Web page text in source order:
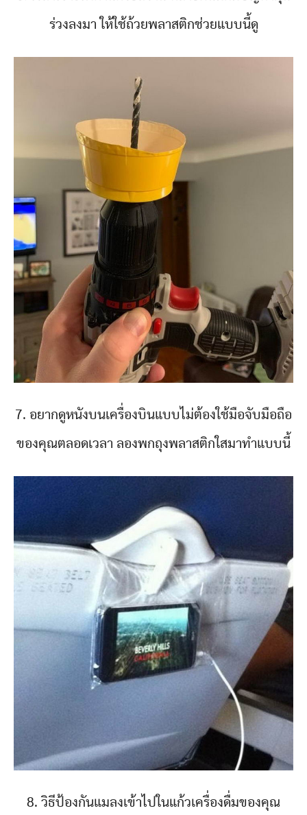
ร่วงลงมา ให้ใช้ถ้วยพลาสติกช่วยแบบนี้ดู
7. อยากดูหนังบนเครื่องบินแบบไม่ต้องใช้มือจับมือถือ
ของคุณตลอดเวลา ลองพกถุงพลาสติกใสมาทำแบบนี้
8. วิธีป้องกันแมลงเข้าไปในแก้วเครื่องดื่มของคุณ